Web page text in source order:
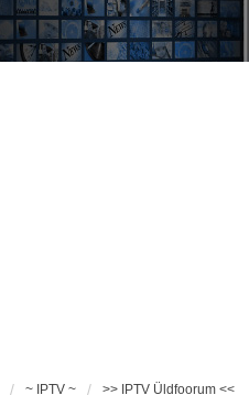
~ IPTV ~ >> IPTV Üldfoorum <<